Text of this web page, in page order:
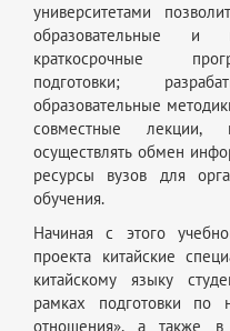
университетами
образовательные и
краткосрочные
подготовки;
образовательные
совместные лекции,
осуществлять обмен
ресурсы вузов для
обучения.
Начиная с этого
проекта китайские
китайскому языку
рамках подготовки по
отношения», а также